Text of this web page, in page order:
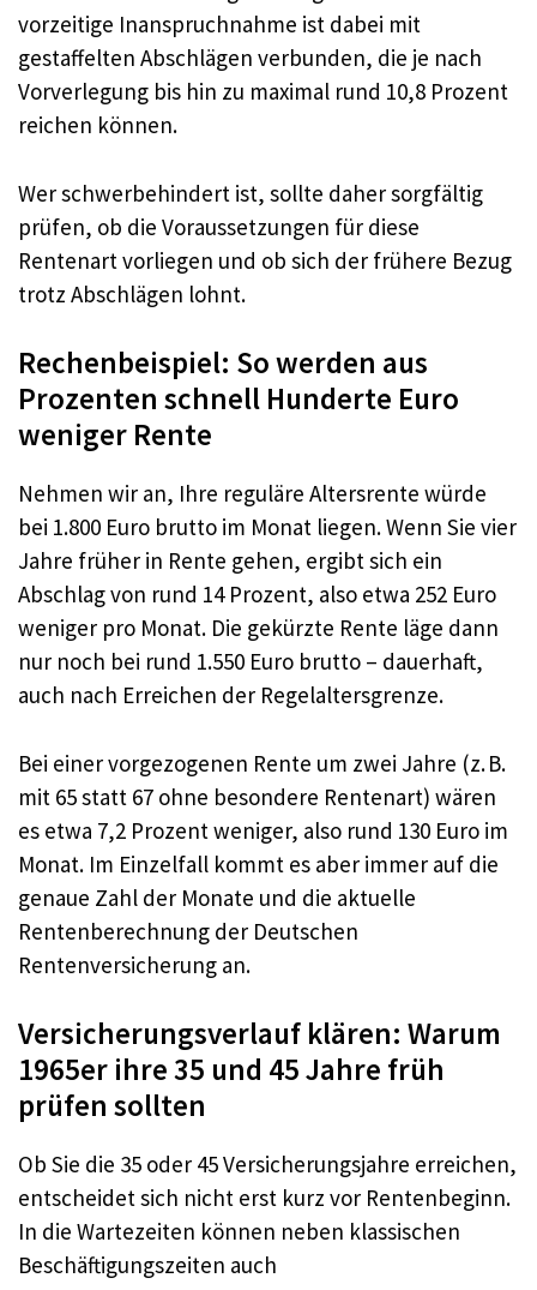
vorzeitige Inanspruchnahme ist dabei mit
gestaffelten Abschlägen verbunden, die je nach
Vorverlegung bis hin zu maximal rund 10,8 Prozent
reichen können.
Wer schwerbehindert ist, sollte daher sorgfältig
prüfen, ob die Voraussetzungen für diese
Rentenart vorliegen und ob sich der frühere Bezug
trotz Abschlägen lohnt.
Rechenbeispiel: So werden aus
Prozenten schnell Hunderte Euro
weniger Rente
Nehmen wir an, Ihre reguläre Altersrente würde
bei 1.800 Euro brutto im Monat liegen. Wenn Sie vier
Jahre früher in Rente gehen, ergibt sich ein
Abschlag von rund 14 Prozent, also etwa 252 Euro
weniger pro Monat. Die gekürzte Rente läge dann
nur noch bei rund 1.550 Euro brutto – dauerhaft,
auch nach Erreichen der Regelaltersgrenze.
Bei einer vorgezogenen Rente um zwei Jahre (z. B.
mit 65 statt 67 ohne besondere Rentenart) wären
es etwa 7,2 Prozent weniger, also rund 130 Euro im
Monat. Im Einzelfall kommt es aber immer auf die
genaue Zahl der Monate und die aktuelle
Rentenberechnung der Deutschen
Rentenversicherung an.
Versicherungsverlauf klären: Warum
1965er ihre 35 und 45 Jahre früh
prüfen sollten
Ob Sie die 35 oder 45 Versicherungsjahre erreichen,
entscheidet sich nicht erst kurz vor Rentenbeginn.
In die Wartezeiten können neben klassischen
Beschäftigungszeiten auch